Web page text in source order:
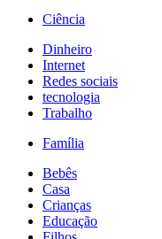
Ciência
Dinheiro
Internet
Redes sociais
tecnologia
Trabalho
Família
Bebês
Casa
Crianças
Educação